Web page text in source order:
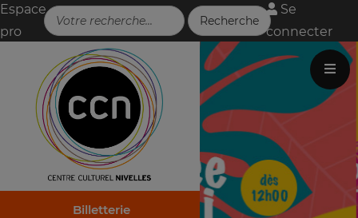
Espace
pro
Se
connecter
Billetterie